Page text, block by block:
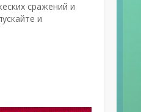
сражений и
и